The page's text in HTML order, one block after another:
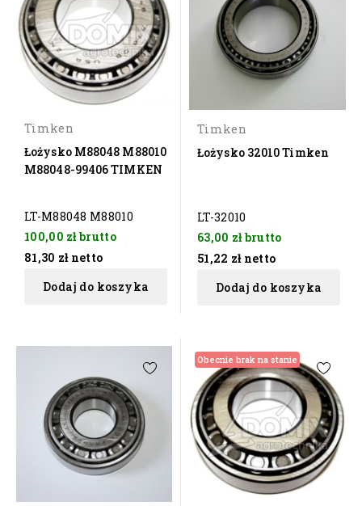
Timken
Łożysko M88048 M88010
M88048-99406 TIMKEN
LT-M88048 M88010
100,00 złbrutto
81,30 zł netto
Dodaj do koszyka
Timken
Łożysko 32010 Timken
LT-32010
63,00 złbrutto
51,22 zł netto
Dodaj do koszyka
Obecnie brak na stanie